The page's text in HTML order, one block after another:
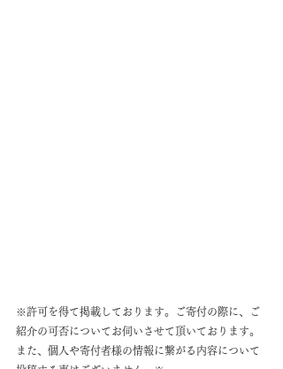
※許可を得て掲載しております。ご寄付の際に、ご
紹介の可否についてお伺いさせて頂いております。
また、個人や寄付者様の情報に繋がる内容について